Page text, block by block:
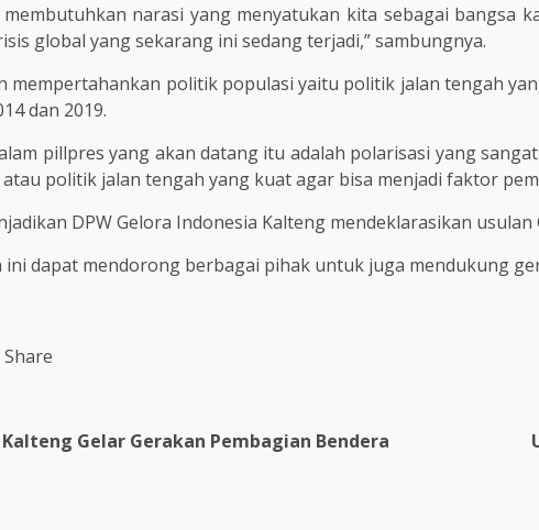
narasi yang menyatukan kita sebagai bangsa
global yang sekarang ini sedang terjadi,” sambungnya.
mempertahankan politik populasi yaitu politik jalan tengah
dan 2019.
pillpres yang akan datang itu adalah polarisasi yang
politik jalan tengah yang kuat agar bisa menjadi faktor
DPW Gelora Indonesia Kalteng mendeklarasikan
ini dapat mendorong berbagai pihak untuk juga mendukung
Copy
Share
Kalteng Gelar Gerakan Pembagian Bendera